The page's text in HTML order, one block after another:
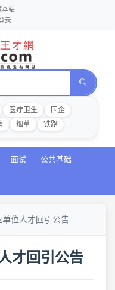
本站
录
医疗卫生
国企
烟草 铁路
面试 公共基础
位人才回引公告
才回引公告